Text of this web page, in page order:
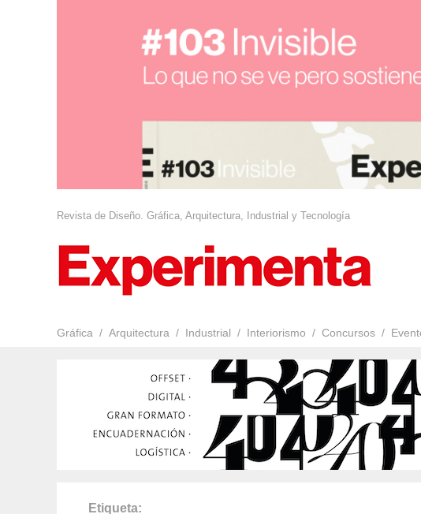
Revista de Diseño. Gráfica, Arquitectura, Industrial y Tecnología
Gráfica Arquitectura Industrial Interiorismo Concursos
Etiqueta